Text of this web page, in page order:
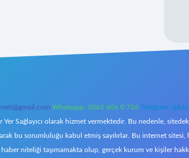
Whatsapp: 0262 606 0 726 Telegram:
Sağlayıcı olarak hizmet vermektedir. Bu nedenle,
bu sorumluluğu kabul etmiş sayılırlar. Bu internet
niteliği taşımamakta olup, gerçek kurum ve kişiler